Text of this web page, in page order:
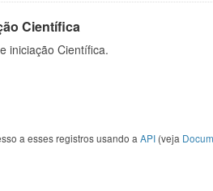
Científica
iniciação Científica.
a esses registros usando a API (veja